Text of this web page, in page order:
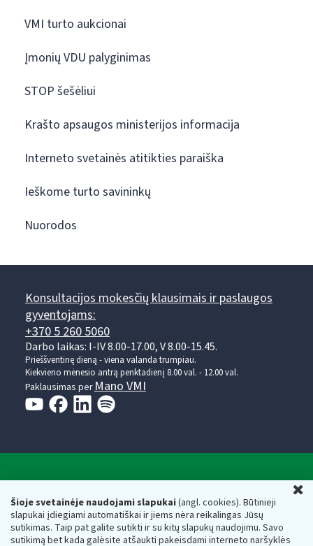
Šioje svetainėje naudojami slapukai(angl. cookies). Būtinieji
slapukai įdiegiami automatiškai ir jiems nėra reikalingas Jūsų
sutikimas. Taip pat galite sutikti ir su kitų slapukų naudojimu. Savo
sutikimą bet kada galėsite atšaukti pakeisdami interneto naršyklės
VMI turto aukcionai
Įmonių VDU palyginimas
STOP šešėliui
Krašto apsaugos ministerijos informacija
Interneto svetainės atitikties paraiška
Ieškome turto savininkų
Nuorodos
Konsultacijos mokesčių klausimais ir paslaugos
gyventojams:
+370 5 260 5060
Darbo laikas: I-IV 8.00-17.00, V 8.00-15.45.
Prieššventinę dieną - viena valanda trumpiau.
Kiekvieno mėnesio antrą penktadienį 8.00 val. - 12.00 val.
Paklausimas per Mano VMI
Respublikos finansų ministerijos
Biudžetinė įstaiga. Juridinio asmens kodas — 188659752,
adresas: Vasario 16-osios g. 14, 01107 Vilnius, Lietuva, el.paštas: